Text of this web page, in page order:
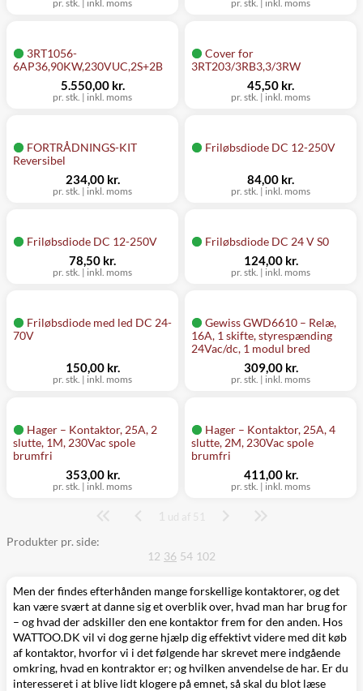
pr. stk. inkl. moms pr. stk. inkl. moms
3RT1056-
6AP36,90KW,230VUC,2S+2B
pr. stk. | inkl. moms
5.550,00 kr.
Cover for
3RT203/3RB3,3/3RW
pr. stk. | inkl. moms
45,50 kr.
FORTRÅDNINGS-KIT
Reversibel
pr. stk. | inkl. moms
234,00 kr.
Friløbsdiode DC 12-250V
pr. stk. | inkl. moms
84,00 kr.
Friløbsdiode DC 12-250V
pr. stk. | inkl. moms
78,50 kr.
Friløbsdiode DC 24 V S0
pr. stk. | inkl. moms
124,00 kr.
Friløbsdiode med led DC 24-
70V
pr. stk. | inkl. moms
150,00 kr.
Gewiss GWD6610 – Relæ,
16A, 1 skifte, styrespænding
24Vac/dc, 1 modul bred
pr. stk. | inkl. moms
309,00 kr.
Hager – Kontaktor, 25A, 2
slutte, 1M, 230Vac spole
brumfri
pr. stk. | inkl. moms
353,00 kr.
Hager – Kontaktor, 25A, 4
slutte, 2M, 230Vac spole
brumfri
pr. stk. | inkl. moms
411,00 kr.
Side
1 ud af 51
Produkter pr. side:
12 36 54 102
Men der findes efterhånden mange forskellige kontaktorer, og det
kan være svært at danne sig et overblik over, hvad man har brug for
– og hvad der adskiller den ene kontaktor frem for den anden. Hos
WATTOO.DK vil vi dog gerne hjælp dig effektivt videre med dit køb
af kontaktor, hvorfor vi i det følgende har skrevet mere indgående
omkring, hvad en kontraktor er; og hvilken anvendelse de har. Er du
interesseret i at blive lidt klogere på emnet, så skal du blot læse